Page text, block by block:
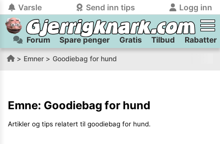
Varsle Send inn tips Logg inn
tilbake
Logg inn på Gjerrigknark.com:
Logg inn med Vipps
tilbake
Send inn tips:
Forum Spare penger Gratis Tilbud Rabatter
Emner Goodiebag for hund
Emne: Goodiebag for hund
Artikler og tips relatert til goodiebag for hund.